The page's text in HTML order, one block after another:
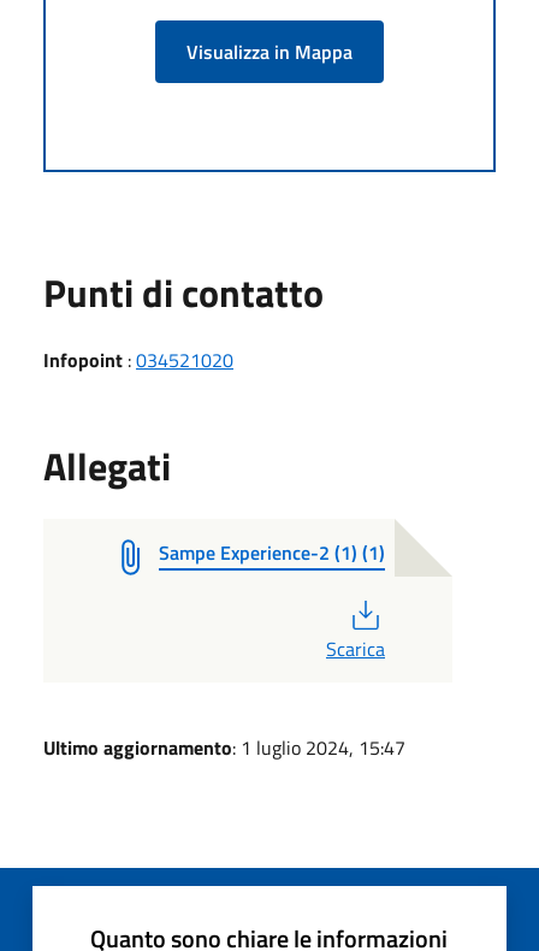
Visualizza in Mappa
Punti di contatto
Infopoint :034521020
Allegati
Sampe Experience-2 (1) (1)
Scarica
Ultimo aggiornamento: 1 luglio 2024, 15:47
Quanto sono chiare le informazioni